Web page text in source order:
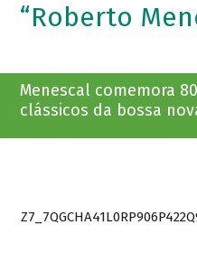
“Roberto
Menescal comemora
clássicos da bossa